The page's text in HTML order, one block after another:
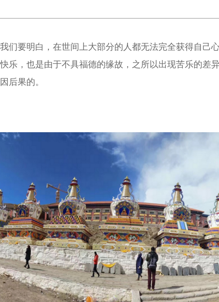
我们要明白，在世间上大部分的人都无法完全获得自己
快乐，也是由于不具福德的缘故，之所以出现苦乐的差
因后果的。